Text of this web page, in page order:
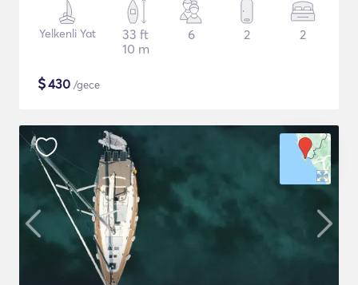
Yelkenli Yat
33 ft
10 m
6 2 2
$430 /gece